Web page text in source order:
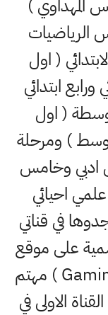
المهداوي )
الرياضيات
( اول
ورابع ابتدائي
( اول
) ومرحلة
ادبي وخامس
احيائي
في قناتي
على موقع
اليوتيوب باسم ( احمد مهدي Gaming ) مهتم
الاولى في